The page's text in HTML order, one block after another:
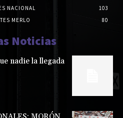
NACIONAL
103
MERLO
80
Noticias
nadie la llegada